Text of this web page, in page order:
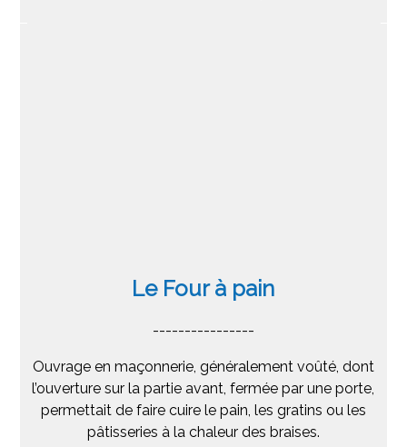
Le Four à pain
----------------
Ouvrage en maçonnerie, généralement voûté, dont
l’ouverture sur la partie avant, fermée par une porte,
permettait de faire cuire le pain, les gratins ou les
pâtisseries à la chaleur des braises.